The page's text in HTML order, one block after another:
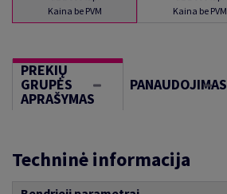
Kaina be PVM
Kaina be PVM
PREKIŲ
GRUPĖS
APRAŠYMAS
PANAUDOJIMAS
Techninė informacija